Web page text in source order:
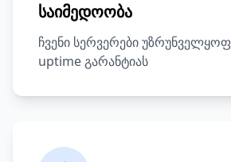
საიმედოობა
ჩვენი სერვერები
uptime გარანტიას